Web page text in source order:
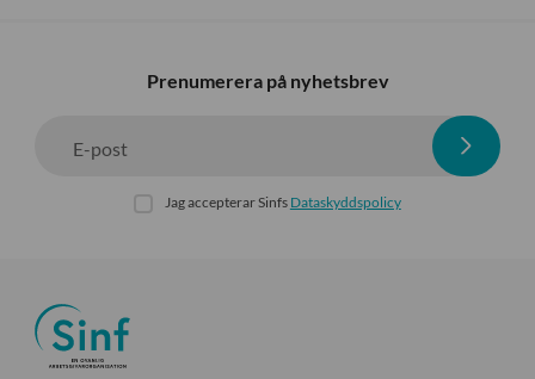
Prenumerera på nyhetsbrev
E-post
Jag accepterar Sinfs Dataskyddspolicy